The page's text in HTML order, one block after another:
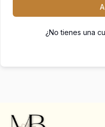
¿No tienes una